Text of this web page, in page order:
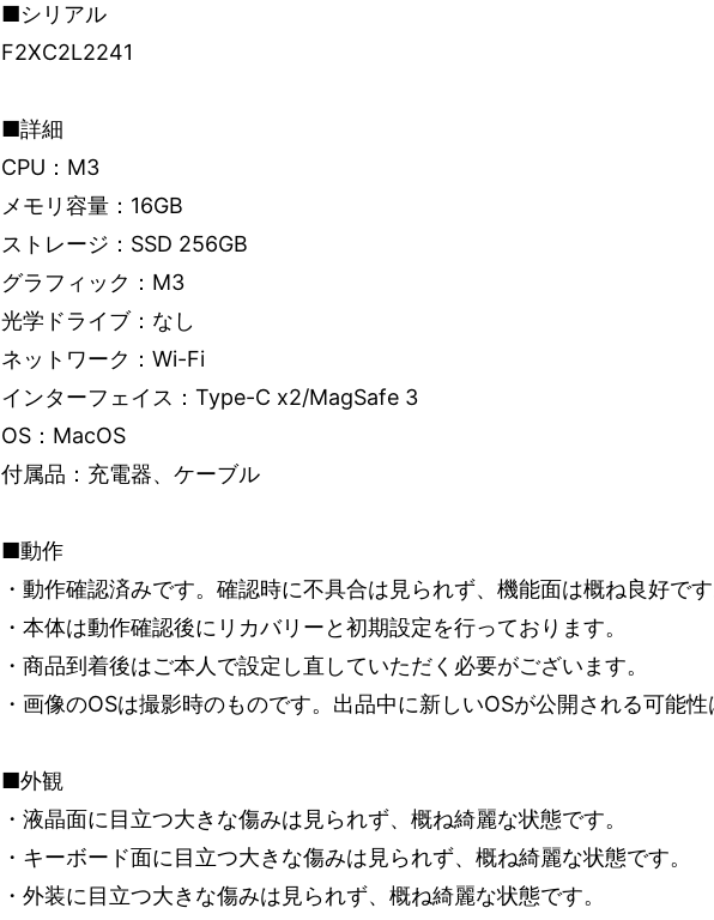
■シリアル
F2XC2L2241
■詳細
CPU：M3
メモリ容量：16GB
ストレージ：SSD 256GB
グラフィック：M3
光学ドライブ：なし
ネットワーク：Wi-Fi
インターフェイス：Type-C x2/MagSafe 3
OS：MacOS
付属品：充電器、ケーブル
■動作
・動作確認済みです。確認時に不具合は見られず、機能面は概ね良好です
・本体は動作確認後にリカバリーと初期設定を行っております。
・商品到着後はご本人で設定し直していただく必要がございます。
・画像のOSは撮影時のものです。出品中に新しいOSが公開される可能性
■外観
・液晶面に目立つ大きな傷みは見られず、概ね綺麗な状態です。
・キーボード面に目立つ大きな傷みは見られず、概ね綺麗な状態です。
・外装に目立つ大きな傷みは見られず、概ね綺麗な状態です。